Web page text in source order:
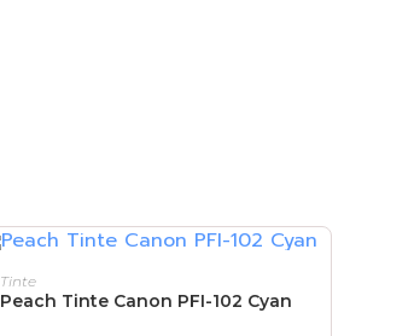
Tinte
Peach Tinte Canon PFI-102 Cyan